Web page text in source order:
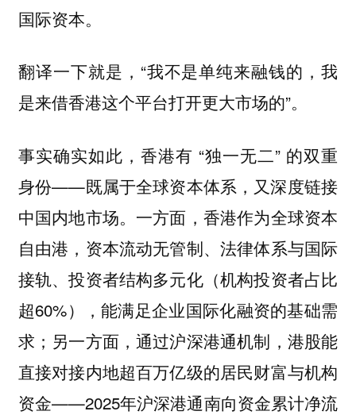
国际资本。
翻译一下就是，“我不是单纯来融钱的，我
是来借香港这个平台打开更大市场的”。
事实确实如此，香港有 “独一无二” 的双重
身份——既属于全球资本体系，又深度链接
中国内地市场。一方面，香港作为全球资本
自由港，资本流动无管制、法律体系与国际
接轨、投资者结构多元化（机构投资者占比
超60%），能满足企业国际化融资的基础需
求；另一方面，通过沪深港通机制，港股能
直接对接内地超百万亿级的居民财富与机构
资金——2025年沪深港通南向资金累计净流